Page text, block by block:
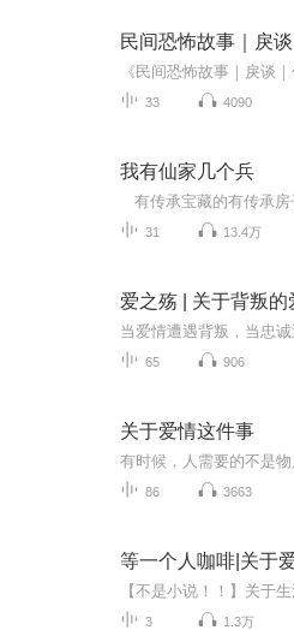
民间恐怖故事｜戾
33 4090
我有仙家几个兵
31 13.4万
爱之殇 | 关于背叛
65 906
关于爱情这件事
86 3663
等一个人咖啡|关于
3 1.3万